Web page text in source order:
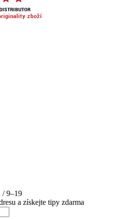
/ 9–19
a získejte tipy zdarma